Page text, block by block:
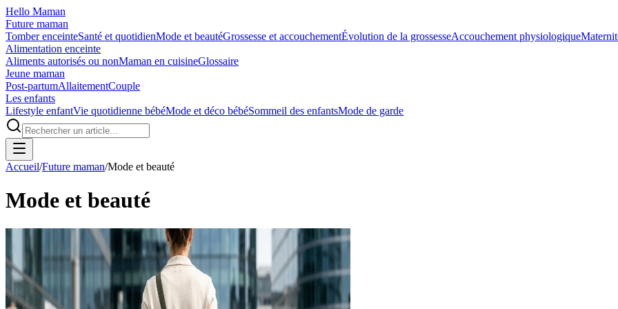
Hello Maman
Future maman
Tomber enceinteSanté et quotidienMode et beautéGrossesse et accouchementÉvolution de la grossesseAccouchement physiologique
Alimentation enceinte
Aliments autorisés ou nonMaman en cuisineGlossaire
Jeune maman
Post-partumAllaitementCouple
Les enfants
Lifestyle enfantVie quotidienne bébéMode et déco bébéSommeil des enfantsMode de garde
Accueil/Future maman/Mode et beauté
Mode et beauté